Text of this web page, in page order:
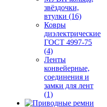
звёздочки,
втулки (16)
Ковры
диэлектрические
ГОСТ 4997-75
(4)
Ленты
конвейерные,
соединения и
замки для лент
(1)